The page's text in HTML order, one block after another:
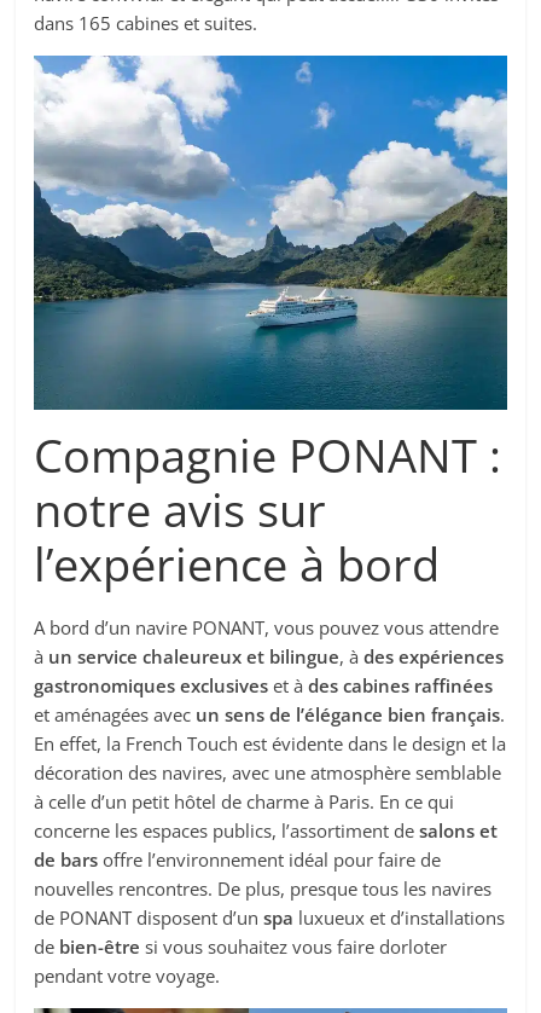
dans 165 cabines et suites.
Compagnie PONANT :
notre avis sur
l’expérience à bord
A bord d’un navire PONANT, vous pouvez vous attendre
à un service chaleureux et bilingue, àdes expériences
gastronomiques exclusives et àdes cabines raffinées
et aménagées avec un sens de l’élégance bien français.
En effet, la French Touch est évidente dans le design et la
décoration des navires, avec une atmosphère semblable
à celle d’un petit hôtel de charme à Paris. En ce qui
concerne les espaces publics, l’assortiment desalons et
de bars offre l’environnement idéal pour faire de
nouvelles rencontres. De plus, presque tous les navires
de PONANT disposent d’unspa luxueux et d’installations
de bien-être si vous souhaitez vous faire dorloter
pendant votre voyage.